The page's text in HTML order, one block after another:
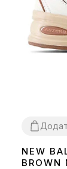
3637 38
NEW
BROWN